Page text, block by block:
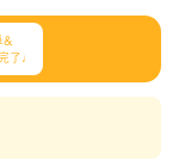
&
了♩